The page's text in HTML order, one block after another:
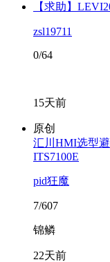
【求助】
zsl19711
0/64
15天前
原创
汇川HMI选型
ITS7100E
pid狂魔
7/607
锦鳞
22天前